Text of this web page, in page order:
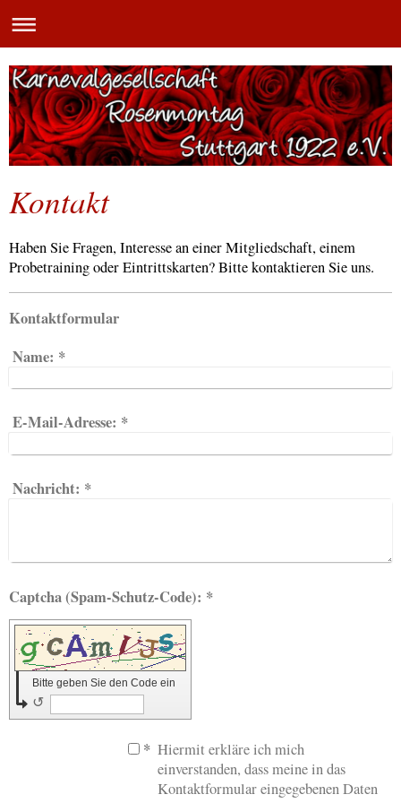
Kontakt
Haben Sie Fragen, Interesse an einer Mitgliedschaft, einem
Probetraining oder Eintrittskarten? Bitte kontaktieren Sie uns.
Kontaktformular
Name: *
E-Mail-Adresse: *
Nachricht: *
Captcha (Spam-Schutz-Code): *
Bitte geben Sie den Code ein
↺
* Hiermit erkläre ich mich
einverstanden, dass meine in das
Kontaktformular eingegebenen Daten